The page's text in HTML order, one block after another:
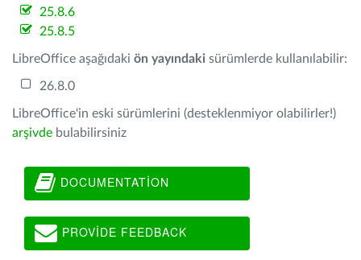
25.8.6
25.8.5
LibreOffice aşağıdaki ön yayındaki sürümlerde kullanılabilir:
26.8.0
LibreOffice'in eski sürümlerini (desteklenmiyor olabilirler!)
arşivde bulabilirsiniz
DOCUMENTATION
PROVIDE FEEDBACK